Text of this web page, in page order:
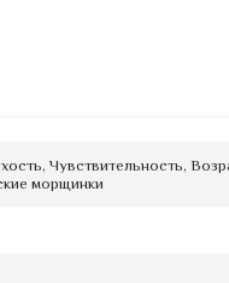
Чувствительность,
морщинки